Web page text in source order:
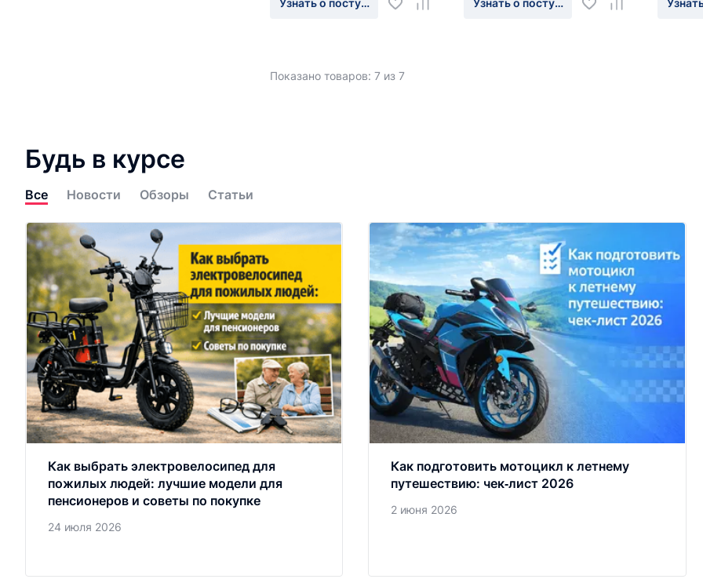
Узнать о поступлении Узнать о поступлении
Показано товаров: 7 из 7
Будь в курсе
Все Новости Обзоры Статьи
Как выбрать электровелосипед для
пожилых людей: лучшие модели для
пенсионеров и советы по покупке
24 июля 2026
Как подготовить мотоцикл к летнему
путешествию: чек‑лист 2026
2 июня 2026